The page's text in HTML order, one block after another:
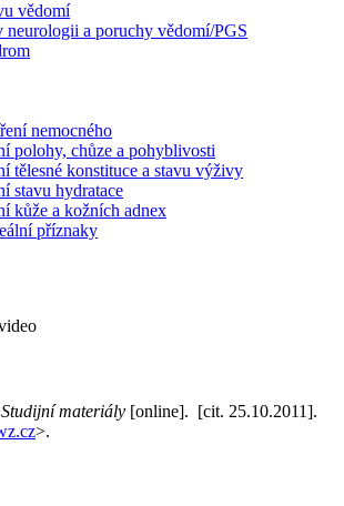
vědomí
neurologii a poruchy vědomí/PGS
nemocného
polohy, chůze a pohyblivosti
tělesné konstituce a stavu výživy
stavu hydratace
kůže a kožních adnex
příznaky
Studijní materiály [online]. [cit. 25.10.2011].
>.